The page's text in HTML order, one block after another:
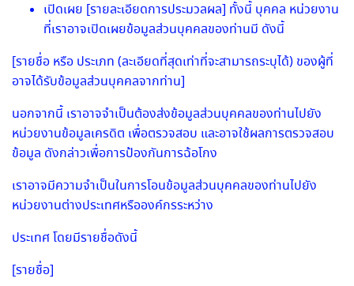
เปิดเผย [รายละเอียดการประมวลผล] ทั้งนี้ บุคคล หน่วยงาน
ที่เราอาจเปิดเผยข้อมูลส่วนบุคคลของท่านมี ดังนี้
[รายชื่อ หรือ ประเภท (ละเอียดที่สุดเท่าที่จะสามารถระบุได้) ของผู้ที่
อาจได้รับข้อมูลส่วนบุคคลจากท่าน]
นอกจากนี้ เราอาจจำเป็นต้องส่งข้อมูลส่วนบุคคลของท่านไปยัง
หน่วยงานข้อมูลเครดิต เพื่อตรวจสอบ และอาจใช้ผลการตรวจสอบ
ข้อมูล ดังกล่าวเพื่อการป้องกันการฉ้อโกง
เราอาจมีความจำเป็นในการโอนข้อมูลส่วนบุคคลของท่านไปยัง
หน่วยงานต่างประเทศหรือองค์กรระหว่าง
ประเทศ โดยมีรายชื่อดังนี้
[รายชื่อ]